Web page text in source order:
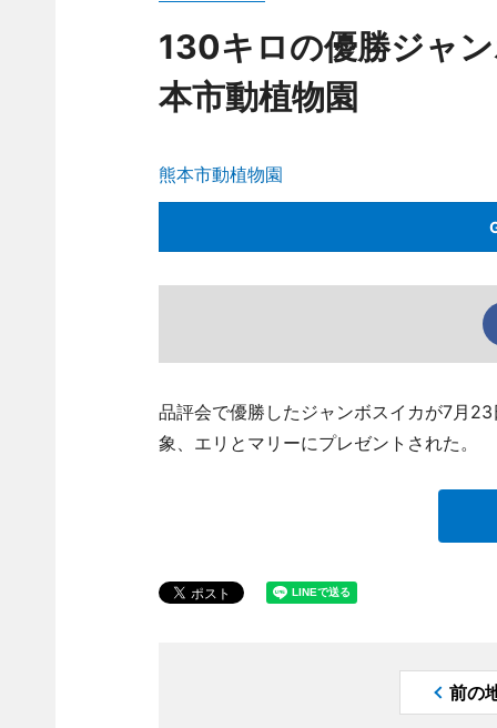
130キロの優勝ジャ
本市動植物園
熊本市動植物園
品評会で優勝したジャンボスイカが7月
象、エリとマリーにプレゼントされた。
前の